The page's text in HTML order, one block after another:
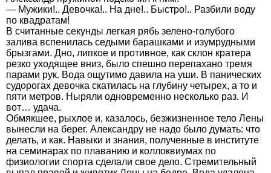
— Мужики!.. Девочка!.. На дне!.. Быстро!.. Разбили воду
по квадратам!
В считанные секунды легкая рябь зелено-голубого
залива вспенилась седыми барашками и изумрудными
брызгами. Дно, липкое и противное, как склон кратера
резко уходящее вниз, было спешно перепахано тремя
парами рук. Вода ощутимо давила на уши. В панических
судорогах девочка скатилась на глубину четырех, а то и
пяти метров. Ныряли одновременно несколько раз. И
вот… удача.
Обмякшее, рыхлое и, казалось, безжизненное тело Лены
вынесли на берег. Александру не надо было думать: что
делать, и как. Навыки и знания, полученные в институте
на семинарах по плаванию и коллоквиумах по
физиологии спорта сделали свое дело. Стремительный